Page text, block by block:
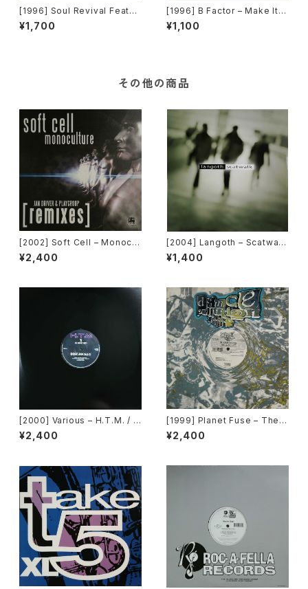
[1996] Soul Revival Featuri
ng Capathia Jenkins – Whe
n The Spirit Moves [Sub-U
¥1,700
[1996] B Factor – Make It B
etter [Eightball Records]
¥1,100
その他の商品
[2002] Soft Cell – Monocul
ture (Jan Driver & Playgrou
p Remixes) [3 Lanka]
¥2,400
[2004] Langoth – Scatwalk
[Sunshine Enterprises]
¥1,400
[2000] Various – H.T.M. / B
ack To The "Disco" ~私もD
iscoへ連れていって~ Reques
¥2,400
[1999] Planet Fuse – The R
eal Face [Dance Pollution]
¥2,400